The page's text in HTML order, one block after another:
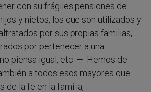
con su frágiles pensiones de
y nietos, los que son utilizados y
por sus propias familias,
por pertenecer a una
piensa igual, etc. —. Hemos de
a todos esos mayores que
de la fe en la familia,